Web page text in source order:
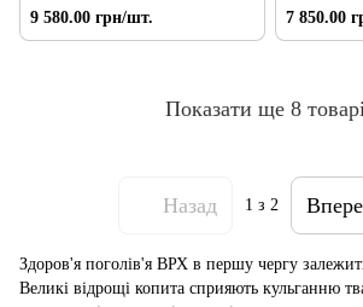
9 580.00 грн/шт.
7 850.00
Показати ще 8
Назад 1 з 2
Здоров'я поголів'я ВРХ в першу чергу
Великі відрощі копита сприяють кульганню